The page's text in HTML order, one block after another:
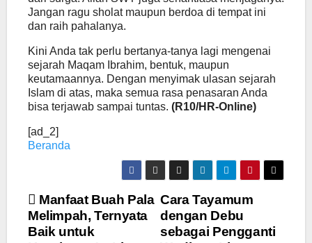
Jangan ragu sholat maupun berdoa di tempat ini
dan raih pahalanya.
Kini Anda tak perlu bertanya-tanya lagi mengenai
sejarah Maqam Ibrahim, bentuk, maupun
keutamaannya. Dengan menyimak ulasan sejarah
Islam di atas, maka semua rasa penasaran Anda
bisa terjawab sampai tuntas. (R10/HR-Online)
[ad_2]
Beranda
Navigasi
pos
Cara Tayamum
dengan Debu
sebagai Pengganti
Manfaat Buah Pala
Melimpah, Ternyata
Baik untuk